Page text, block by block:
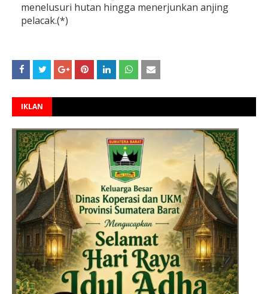
menelusuri hutan hingga menerjunkan anjing
pelacak.(*)
IKLAN